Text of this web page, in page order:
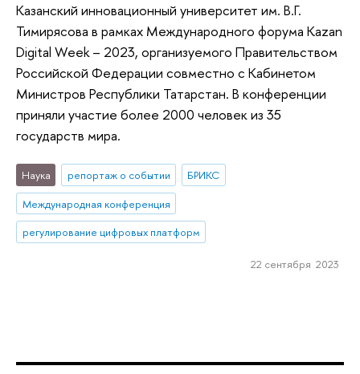
Казанский инновационный университет им. В.Г.
Тимирясова в рамках Международного форума Kazan
Digital Week – 2023, организуемого Правительством
Российской Федерации совместно с Кабинетом
Министров Республики Татарстан. В конференции
приняли участие более 2000 человек из 35
государств мира.
Наука репортаж о событии
БРИКС
Международная конференция
регулирование цифровых платформ
22 сентября 2023